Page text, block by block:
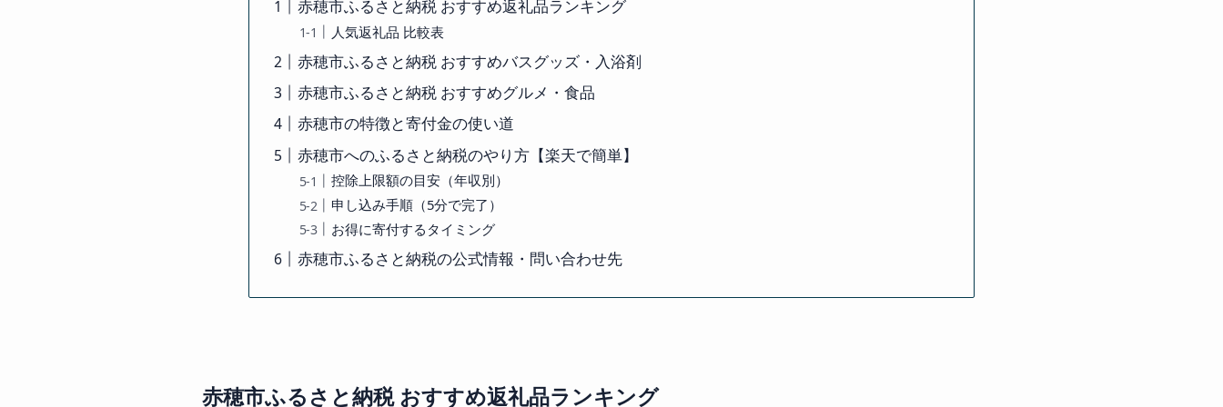
赤穂市ふるさと納税 おすすめ返礼品ランキング
人気返礼品 比較表
赤穂市ふるさと納税 おすすめバスグッズ・入浴剤
赤穂市ふるさと納税 おすすめグルメ・食品
赤穂市の特徴と寄付金の使い道
赤穂市へのふるさと納税のやり方【楽天で簡単】
控除上限額の目安（年収別）
申し込み手順（5分で完了）
お得に寄付するタイミング
赤穂市ふるさと納税の公式情報・問い合わせ先
赤穂市ふるさと納税 おすすめ返礼品ランキング